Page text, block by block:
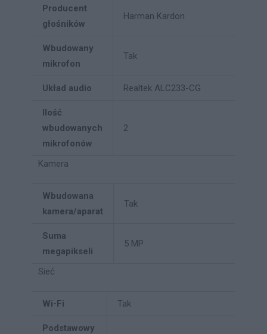
Producent
głośników
Harman Kardon
Wbudowany
mikrofon
Tak
Układ audio Realtek ALC233-CG
Ilość
wbudowanych
mikrofonów
2
Kamera
Wbudowana
kamera/aparat
Tak
Suma
megapikseli
5 MP
Sieć
Wi-Fi Tak
Podstawowy